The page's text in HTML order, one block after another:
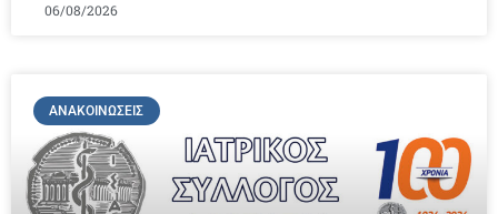
06/08/2026
ΑΝΑΚΟΙΝΏΣΕΙΣ